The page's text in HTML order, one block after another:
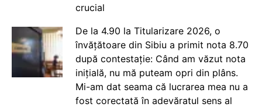
crucial
De la 4.90 la Titularizare 2026, o
învățătoare din Sibiu a primit nota 8.70
după contestație: Când am văzut nota
inițială, nu mă puteam opri din plâns.
Mi-am dat seama că lucrarea mea nu a
fost corectată în adevăratul sens al